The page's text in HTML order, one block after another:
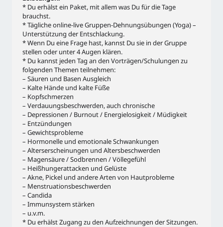
* Du erhälst ein Paket, mit allem was Du für die Tage
brauchst.
* Tägliche online-live Gruppen-Dehnungsübungen (Yoga) –
Unterstützung der Entschlackung.
* Wenn Du eine Frage hast, kannst Du sie in der Gruppe
stellen oder unter 4 Augen klären.
* Du kannst jeden Tag an den Vorträgen/Schulungen zu
folgenden Themen teilnehmen:
– Säuren und Basen Ausgleich
– Kalte Hände und kalte Füße
– Kopfschmerzen
– Verdauungsbeschwerden, auch chronische
– Depressionen / Burnout / Energielosigkeit / Müdigkeit
– Entzündungen
– Gewichtsprobleme
– Hormonelle und emotionale Schwankungen
– Alterserscheinungen und Altersbeschwerden
– Magensäure / Sodbrennen / Völlegefühl
– Heißhungerattacken und Gelüste
– Akne, Pickel und andere Arten von Hautprobleme
– Menstruationsbeschwerden
– Candida
– Immunsystem stärken
– u.v.m.
* Du erhälst Zugang zu den Aufzeichnungen der Sitzungen.